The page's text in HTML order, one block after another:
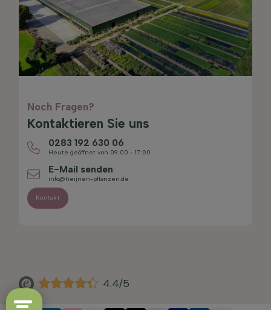
Noch Fragen?
Kontaktieren Sie uns
0283 192 630 06
Heute geöffnet von 09:00 - 17:00
E-Mail senden
info@heijnen-pflanzen.de
Kontakt
4.4/5